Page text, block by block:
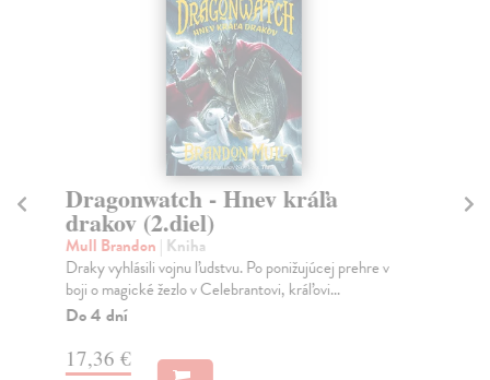
Dragonwatch - Hnev kráľa
drakov (2.diel)
Mull Brandon | Kniha
Draky vyhlásili vojnu ľudstvu. Po ponižujúcej prehre v
boji o magické žezlo v Celebrantovi, kráľovi...
Do 4 dní
17,36 €